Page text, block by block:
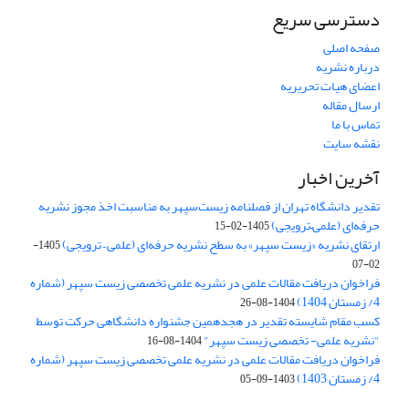
دسترسی سریع
صفحه اصلی
درباره نشریه
اعضای هیات تحریریه
ارسال مقاله
تماس با ما
نقشه سایت
آخرین اخبار
تقدیر دانشگاه تهران از فصلنامه زیست‌سپهر به مناسبت اخذ مجوز نشریه
حرفه‌ای (علمی–ترویجی)1405-02-15
ارتقای نشریه «زیست‌ سپهر» به سطح نشریه حرفه‌ای (علمی – ترویجی)
1405-
02-07
فراخوان دریافت مقالات علمی در نشریه علمی تخصصی زیست سپهر (شماره
4/ زمستان 1404) 1404-08-26
کسب مقام شایسته تقدیر در هجدهمین جشنواره دانشگاهی حرکت توسط
"نشریه علمی- تخصصی زیست سپهر"1404-08-16
فراخوان دریافت مقالات علمی در نشریه علمی تخصصی زیست سپهر (شماره
4/ زمستان 1403) 1403-09-05